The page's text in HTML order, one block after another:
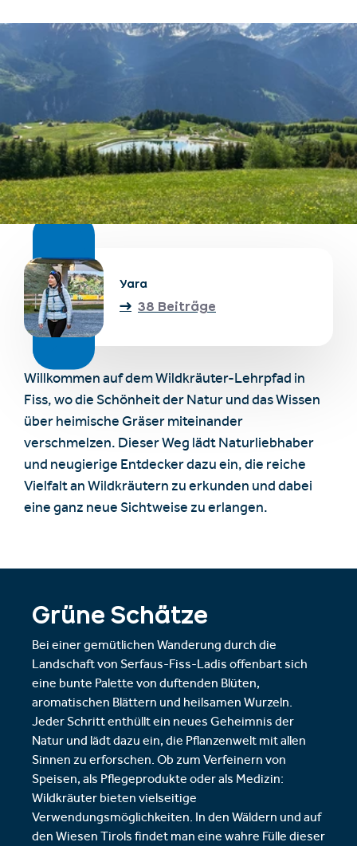
Unterkünfte finden
Ticket- &
Gutscheinshop
info@serfaus-fiss-ladis.at
Willkommen auf dem Wildkräuter-Lehrpfad in
Fiss, wo die Schönheit der Natur und das Wissen
über heimische Gräser miteinander
verschmelzen. Dieser Weg lädt Naturliebhaber
und neugierige Entdecker dazu ein, die reiche
Vielfalt an Wildkräutern zu erkunden und dabei
eine ganz neue Sichtweise zu erlangen.
Yara
38 Beiträge
Grüne Schätze
Bei einer gemütlichen Wanderung durch die
Landschaft von Serfaus-Fiss-Ladis offenbart sich
eine bunte Palette von duftenden Blüten,
aromatischen Blättern und heilsamen Wurzeln.
Jeder Schritt enthüllt ein neues Geheimnis der
Natur und lädt dazu ein, die Pflanzenwelt mit allen
Sinnen zu erforschen. Ob zum Verfeinern von
Speisen, als Pflegeprodukte oder als Medizin:
Wildkräuter bieten vielseitige
Verwendungsmöglichkeiten. In den Wäldern und auf
den Wiesen Tirols findet man eine wahre Fülle dieser